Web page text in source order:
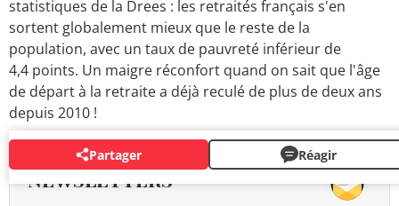
statistiques de la Drees : les retraités français s'en
sortent globalement mieux que le reste de la
population, avec un taux de pauvreté inférieur de
4,4 points. Un maigre réconfort quand on sait que l'âge
de départ à la retraite a déjà reculé de plus de deux ans
depuis 2010 !
Partager Réagir
NEWSLETTERS